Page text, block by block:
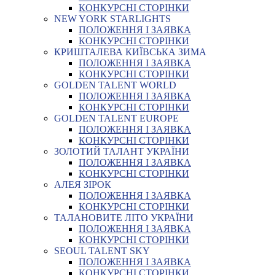
КОНКУРСНІ СТОРІНКИ
NEW YORK STARLIGHTS
ПОЛОЖЕННЯ І ЗАЯВКА
КОНКУРСНІ СТОРІНКИ
КРИШТАЛЕВА КИЇВСЬКА ЗИМА
ПОЛОЖЕННЯ І ЗАЯВКА
КОНКУРСНІ СТОРІНКИ
GOLDEN TALENT WORLD
ПОЛОЖЕННЯ І ЗАЯВКА
КОНКУРСНІ СТОРІНКИ
GOLDEN TALENT EUROPE
ПОЛОЖЕННЯ І ЗАЯВКА
КОНКУРСНІ СТОРІНКИ
ЗОЛОТИЙ ТАЛАНТ УКРАЇНИ
ПОЛОЖЕННЯ І ЗАЯВКА
КОНКУРСНІ СТОРІНКИ
АЛЕЯ ЗІРОК
ПОЛОЖЕННЯ І ЗАЯВКА
КОНКУРСНІ СТОРІНКИ
ТАЛАНОВИТЕ ЛІТО УКРАЇНИ
ПОЛОЖЕННЯ І ЗАЯВКА
КОНКУРСНІ СТОРІНКИ
SEOUL TALENT SKY
ПОЛОЖЕННЯ І ЗАЯВКА
КОНКУРСНІ СТОРІНКИ